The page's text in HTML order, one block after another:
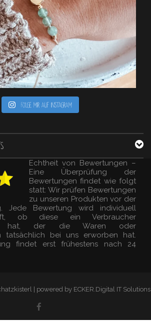
Folge mir auf Instagram
Echtheit von Bewertungen –
Eine Überprüfung der
Bewertungen findet wie folgt
statt: Wir prüfen Bewertungen
zu unseren Produkten vor der
Jede Bewertung wird individuell
ob diese ein Verbraucher
hat, der die Waren oder
tatsächlich bei uns erworben hat.
findet erst frühestens nach 24
| powered by ECKER.Digital IT Solutions